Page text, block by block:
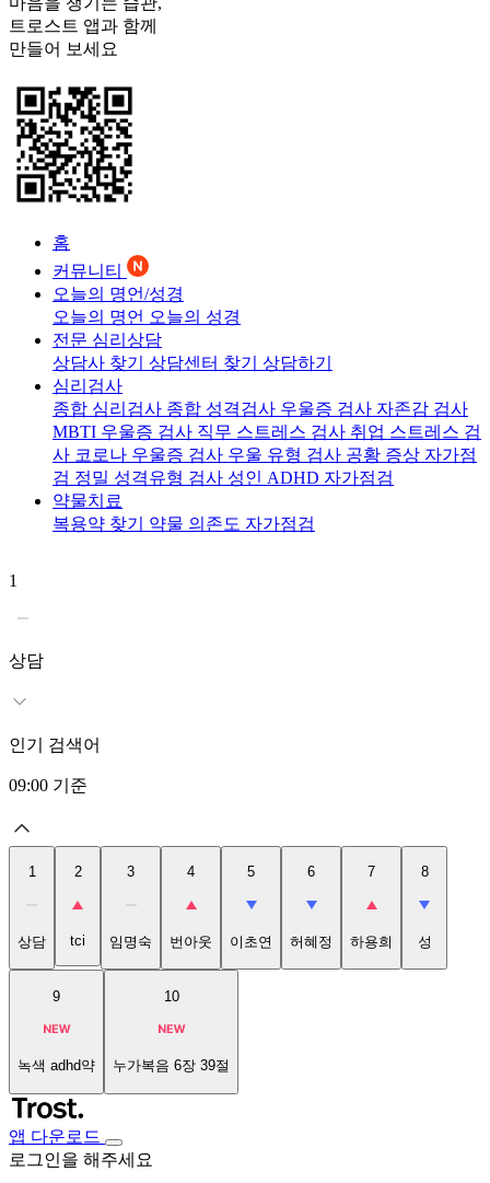
트로스트 앱과 함께
만들어 보세요
홈
커뮤니티
오늘의 명언/성경
오늘의 명언 오늘의 성경
전문 심리상담
상담사 찾기 상담센터 찾기 상담하기
심리검사
종합 심리검사 종합 성격검사 우울증 검사 자존감 검사
MBTI 우울증 검사 직무 스트레스 검사 취업 스트레스 검
사 코로나 우울증 검사 우울 유형 검사 공황 증상 자가점
검 정밀 성격유형 검사 성인 ADHD 자가점검
약물치료
복용약 찾기 약물 의존도 자가점검
1
상담
인기 검색어
09:00 기준
1
상담
2
tci
3
임명숙
4
번아웃
5
이초연
6
허혜정
7
하용희
8
성
9
녹색 adhd약
10
누가복음 6장 39절
앱 다운로드
로그인을 해주세요